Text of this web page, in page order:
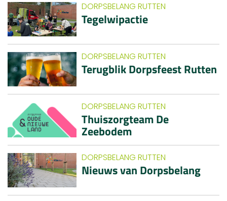
DORPSBELANG RUTTEN
Tegelwipactie
DORPSBELANG RUTTEN
Terugblik Dorpsfeest Rutten
DORPSBELANG RUTTEN
Thuiszorgteam De
Zeebodem
DORPSBELANG RUTTEN
Nieuws van Dorpsbelang